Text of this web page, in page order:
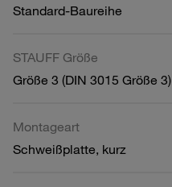
Standard-Baureihe
STAUFF Größe
Größe 3 (DIN 3015 Größe 3)
Montageart
Schweißplatte, kurz